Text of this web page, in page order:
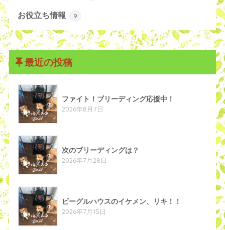
お役立ち情報 9
最近の投稿
ファイト！ブリーディング応援中！
2026年8月7日
次のブリーディングは？
2026年7月28日
ビーグルハウスのイケメン、リキ！！
2026年7月15日